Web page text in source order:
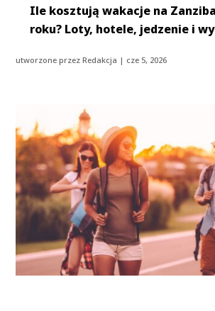
Ile kosztują wakacje na
roku? Loty, hotele, jedzenie i
utworzone przezRedakcja | cze 5, 2026